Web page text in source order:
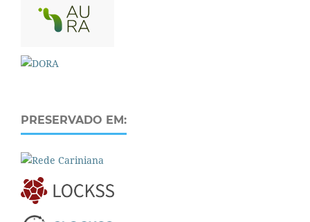
PRESERVADO EM: